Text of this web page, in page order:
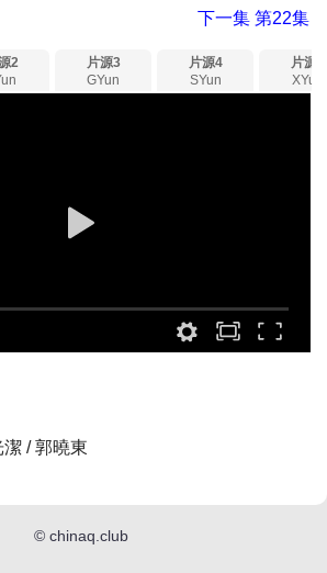
下一集第22集
2
片源3
GYun
片源4
SYun
片源5
XYun
潔 / 郭曉東
© chinaq.club